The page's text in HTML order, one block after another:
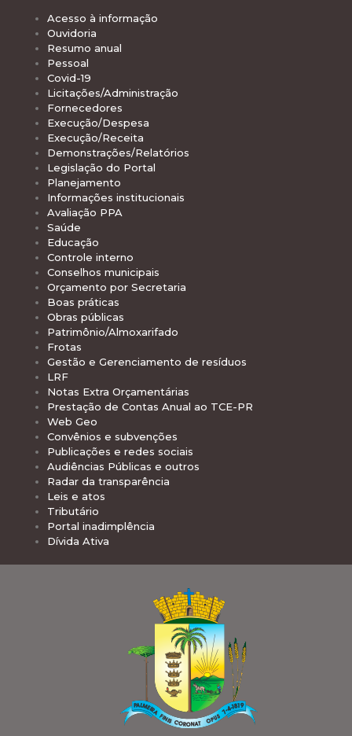
Acesso à informação
Ouvidoria
Resumo anual
Pessoal
Covid-19
Licitações/Administração
Fornecedores
Execução/Despesa
Execução/Receita
Demonstrações/Relatórios
Legislação do Portal
Planejamento
Informações institucionais
Avaliação PPA
Saúde
Educação
Controle interno
Conselhos municipais
Orçamento por Secretaria
Boas práticas
Obras públicas
Patrimônio/Almoxarifado
Frotas
Gestão e Gerenciamento de resíduos
LRF
Notas Extra Orçamentárias
Prestação de Contas Anual ao TCE-PR
Web Geo
Convênios e subvenções
Publicações e redes sociais
Audiências Públicas e outros
Radar da transparência
Leis e atos
Tributário
Portal inadimplência
Dívida Ativa